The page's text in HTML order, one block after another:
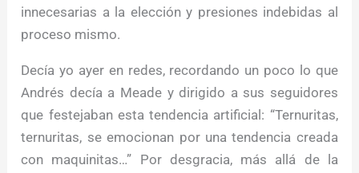
innecesarias a la elección y presiones indebidas al
proceso mismo.
Decía yo ayer en redes, recordando un poco lo que
Andrés decía a Meade y dirigido a sus seguidores
que festejaban esta tendencia artificial: “Ternuritas,
ternuritas, se emocionan por una tendencia creada
con maquinitas…” Por desgracia, más allá de la